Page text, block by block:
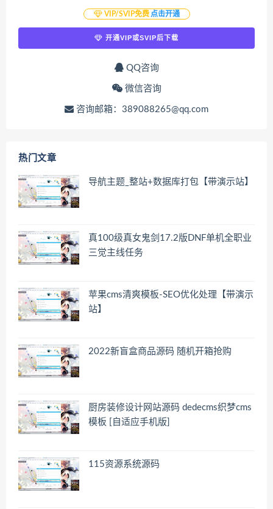
VIP/SVIP免费 点击开通
开通VIP或SVIP后下载
QQ咨询
微信咨询
咨询邮箱：389088265@qq.com
热门文章
导航主题_整站+数据库打包【带演示站】
真100级真女鬼剑17.2版DNF单机全职业
三觉主线任务
苹果cms清爽模板-SEO优化处理【带演示
站】
2022新盲盒商品源码 随机开箱抢购
厨房装修设计网站源码 dedecms织梦cms
模板 [自适应手机版]
115资源系统源码